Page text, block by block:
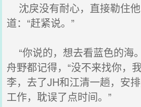
沈戾没有耐心，直接勒住
道：“赶紧说。”
“你说的，想去看蓝色的海
舟野都记得，“没不来找你，
李，去了JH和江清一趟，安
工作，耽误了点时间。”